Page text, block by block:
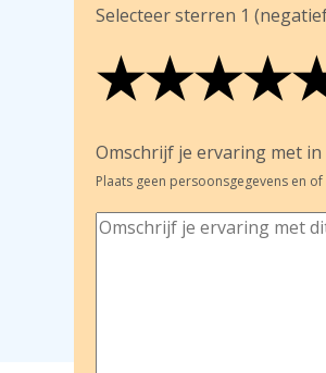
Selecteer sterren 1
★
★★
★★★
★★★★
★★★★
Omschrijf je ervaring met in
Plaats geen persoonsgegevens en